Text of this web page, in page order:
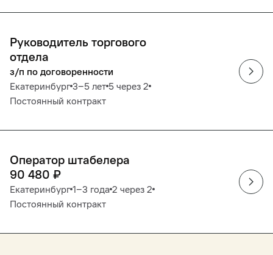
Руководитель торгового
отдела
з/п по договоренности
Екатеринбург 3‒5 лет 5 через 2
Постоянный контракт
Оператор штабелера
90 480 ₽
Екатеринбург 1‒3 года 2 через 2
Постоянный контракт